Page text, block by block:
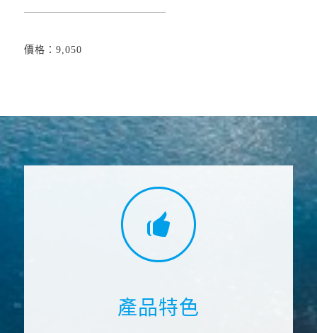
價格：9,050
產品特色